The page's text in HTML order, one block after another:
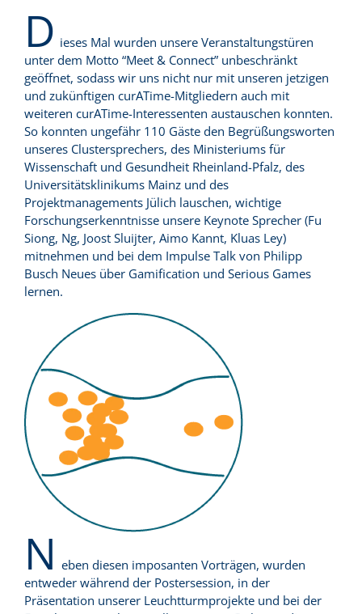
D ieses Mal wurden unsere Veranstaltungstüren
unter dem Motto “Meet & Connect” unbeschränkt
geöffnet, sodass wir uns nicht nur mit unseren jetzigen
und zukünftigen curATime-Mitgliedern auch mit
weiteren curATime-Interessenten austauschen konnten.
So konnten ungefähr 110 Gäste den Begrüßungsworten
unseres Clustersprechers, des Ministeriums für
Wissenschaft und Gesundheit Rheinland-Pfalz, des
Universitätsklinikums Mainz und des
Projektmanagements Jülich lauschen, wichtige
Forschungserkenntnisse unsere Keynote Sprecher (Fu
Siong, Ng, Joost Sluijter, Aimo Kannt, Kluas Ley)
mitnehmen und bei dem Impulse Talk von Philipp
Busch Neues über Gamification und Serious Games
lernen.
N eben diesen imposanten Vorträgen, wurden
entweder während der Postersession, in der
Präsentation unserer Leuchtturmprojekte und bei der